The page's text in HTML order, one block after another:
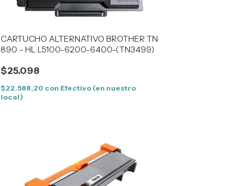
CARTUCHO ALTERNATIVO BROTHER TN
890 - HL L5100-6200-6400-(TN3499)
$25.098
$22.588,20 con Efectivo (en nuestro
local)